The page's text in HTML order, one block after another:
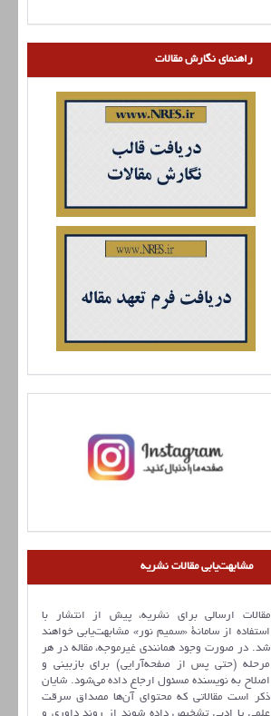
راهنمای نگارش مقالات
مشابهت‌یابی مقالات نشریه
مقالات ارسالی برای نشریه، پیش از انتشار با
استفاده از سامانۀ «سمیم نور» مشابهت‌یابی خواهند
شد. در صورت وجود همانندی غیرموجه، مقاله در هر
مرحله (حتی پس از صفحه‌آرایی) برای بازبینی و
اصلاح به نویسنده مسئول ارجاع داده می‌شود. شایان
ذکر است مقالاتی که محتوای آن‌ها مصداق سرقت